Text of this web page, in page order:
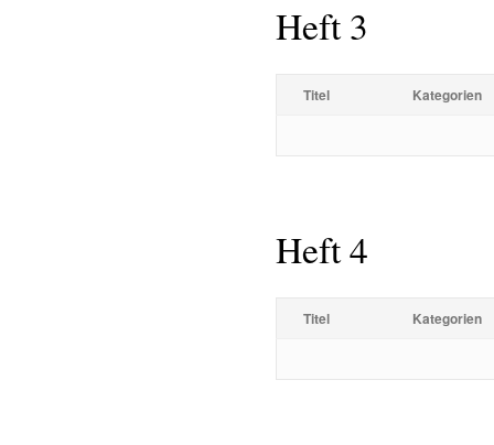
Heft 3
Titel Kategorien
Heft 4
Titel Kategorien